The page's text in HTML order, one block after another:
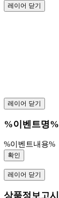
레이어 닫기
레이어 닫기
%이벤트명%
%이벤트내용%
확인
레이어 닫기
상품정보고시